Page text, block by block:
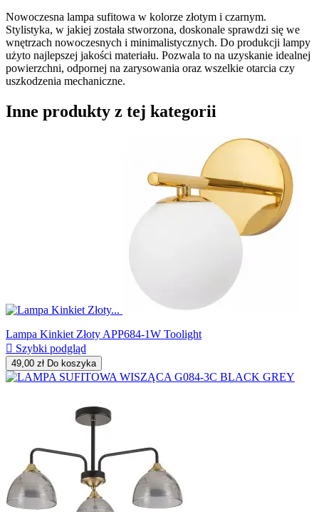
Nowoczesna lampa sufitowa w kolorze złotym i czarnym.
Stylistyka, w jakiej została stworzona, doskonale sprawdzi się we
wnętrzach nowoczesnych i minimalistycznych. Do produkcji lampy
użyto najlepszej jakości materiału. Pozwala to na uzyskanie idealnej
powierzchni, odpornej na zarysowania oraz wszelkie otarcia czy
uszkodzenia mechaniczne.
Inne produkty z tej kategorii
Lampa Kinkiet Złoty APP684-1W Toolight
 Szybki podgląd
49,00 zł Do koszyka